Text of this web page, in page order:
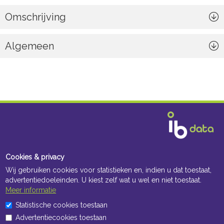
Omschrijving
Algemeen
Cookies & privacy
Wij gebruiken cookies voor statistieken en, indien u dat toestaat,
advertentiedoeleinden. U kiest zelf wat u wel en niet toestaat.
Meer informatie
Statistische cookies toestaan
Advertentiecookies toestaan